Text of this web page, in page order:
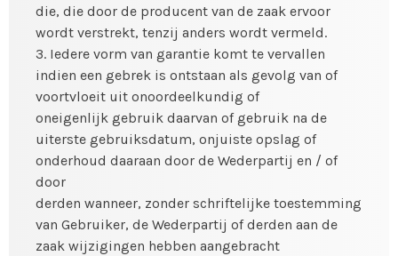
die, die door de producent van de zaak ervoor
wordt verstrekt, tenzij anders wordt vermeld.
3. Iedere vorm van garantie komt te vervallen
indien een gebrek is ontstaan als gevolg van of
voortvloeit uit onoordeelkundig of
oneigenlijk gebruik daarvan of gebruik na de
uiterste gebruiksdatum, onjuiste opslag of
onderhoud daaraan door de Wederpartij en / of
door
derden wanneer, zonder schriftelijke toestemming
van Gebruiker, de Wederpartij of derden aan de
zaak wijzigingen hebben aangebracht